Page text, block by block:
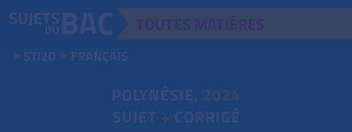
STI2D FRANÇAIS
POLYNÉSIE, 2024
SUJET + CORRIGÉ